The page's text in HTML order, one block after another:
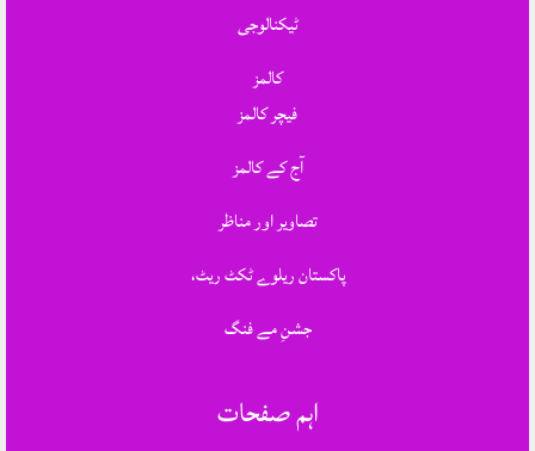
ٹیکنالوجی
کالمز
فیچر کالمز
آج کے کالمز
تصاویر اور مناظر
پاکستان ریلوے ٹکٹ ریٹ،
جشنِ مے فنگ
اہم صفحات